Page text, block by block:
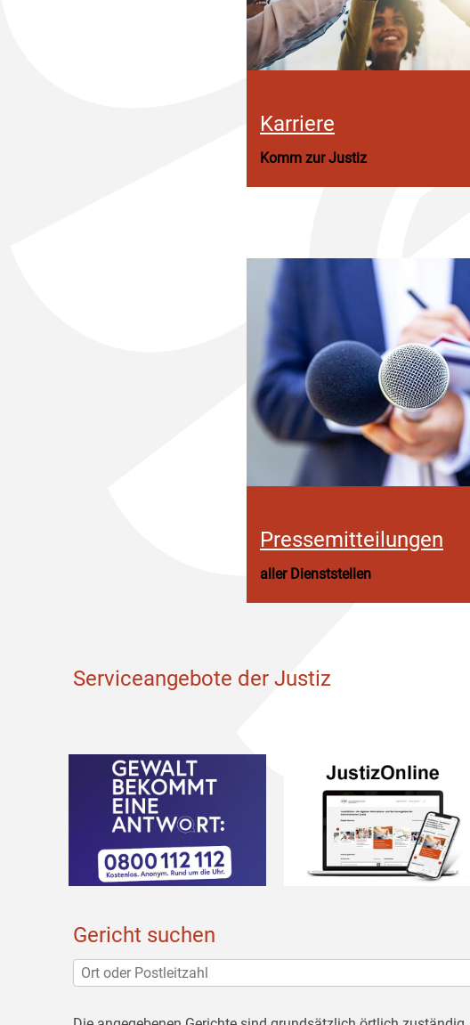
Karriere
Komm zur Justiz
Pressemitteilungen
aller Dienststellen
Serviceangebote der Justiz
Gericht suchen